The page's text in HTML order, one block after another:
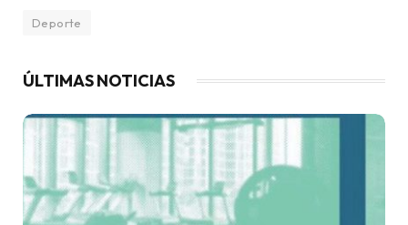
Deporte
ÚLTIMAS NOTICIAS